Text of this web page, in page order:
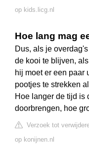
op kids.licg.nl
Hoe lang mag
Dus, als je
de kooi te blijven,
hij moet er een paar
pootjes te strekken
Hoe langer de tijd is
doorbrengen, hoe
Verzoek tot
op konijnen.nl